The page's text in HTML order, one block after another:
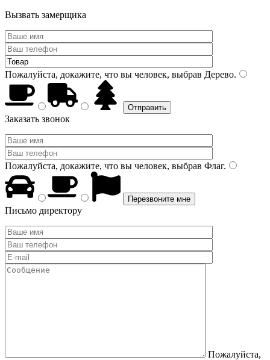
Вызвать замерщика
Пожалуйста, докажите, что вы человек, выбрав Дерево.
Заказать звонок
Пожалуйста, докажите, что вы человек, выбрав Флаг.
Письмо директору
Пожалуйста,